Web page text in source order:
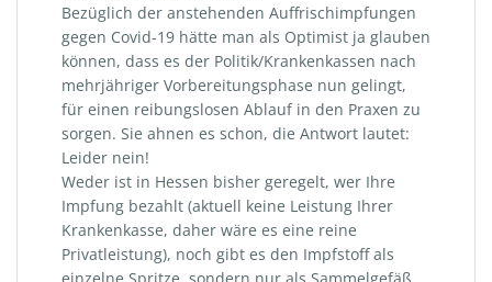
Bezüglich der anstehenden Auffrischimpfungen
gegen Covid-19 hätte man als Optimist ja glauben
können, dass es der Politik/Krankenkassen nach
mehrjähriger Vorbereitungsphase nun gelingt,
für einen reibungslosen Ablauf in den Praxen zu
sorgen. Sie ahnen es schon, die Antwort lautet:
Leider nein!
Weder ist in Hessen bisher geregelt, wer Ihre
Impfung bezahlt (aktuell keine Leistung Ihrer
Krankenkasse, daher wäre es eine reine
Privatleistung), noch gibt es den Impfstoff als
einzelne Spritze, sondern nur als Sammelgefäß